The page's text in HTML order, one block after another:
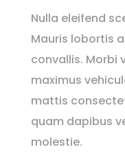
Nulla eleifend
Mauris lobortis
convallis. Morbi
maximus
mattis
quam dapibus
molestie.